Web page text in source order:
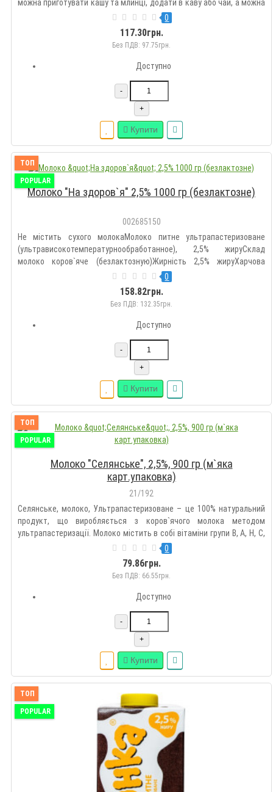
можна приготувати кашу та млинці, додати в каву або чай, а можна
просто випити склянку молока зі свіжою булочкою.Склад продукту:
молоко коров'яче. Харчова цінність на 100 г продук..
0
117.30грн.
Без ПДВ: 97.75грн.
Доступно
-
+
Купити
ТОП
POPULAR
Молоко "На здоров`я" 2,5% 1000 гр (безлактозне)
002685150
Не містить сухого молокаМолоко питне ультрапастеризоване
(ультрависокотемпературнообработанное), 2,5% жируСклад
молоко коров`яче (безлактозную)Жирність 2,5% жируХарчова
цінність на 100 г продукту жири 2,5 г, білки 2.8 г, вуглеводи 4.7 гВага
1 лКалорійність на 100 г продукту 52 ккал.Термін придатност..
0
158.82грн.
Без ПДВ: 132.35грн.
Доступно
-
+
Купити
ТОП
POPULAR
Молоко "Селянське", 2,5%, 900 гр (м`яка
карт.упаковка)
21/192
Селянське, молоко, Ультрапастеризоване – це 100% натуральний
продукт, що виробляється з коров`ячого молока методом
ультрапастеризації. Молоко містить в собі вітаміни групи В, А, Н, С,
РР, D і насичене кальцієм, магнієм, фосфором, калієм, натрієм та
іншими корисними мікроелементами.Селянське молоко м..
0
79.86грн.
Без ПДВ: 66.55грн.
Доступно
-
+
Купити
ТОП
POPULAR